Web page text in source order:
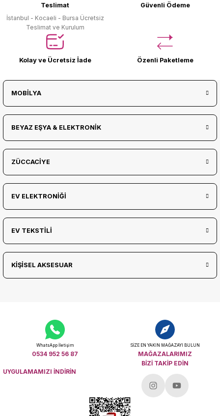
Teslimat
İstanbul - Kocaeli - Bursa Ücretsiz
Teslimat ve Kurulum
Güvenli Ödeme
Kolay ve Ücretsiz İade Özenli Paketleme
MOBİLYA
BEYAZ EŞYA & ELEKTRONİK
ZÜCCACİYE
EV ELEKTRONİĞİ
EV TEKSTİLİ
KİŞİSEL AKSESUAR
WhatsApp İletişim
0534 952 56 87
SİZE EN YAKIN MAĞAZAYI BULUN
MAĞAZALARIMIZ
UYGULAMAMIZI İNDİRİN
BİZİ TAKİP EDİN